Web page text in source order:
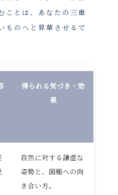
ことは、あなたの三重
ものへと昇華させるで
得られる気づき・効
果
自然に対する謙虚な
姿勢と、困難への向
き合い方。